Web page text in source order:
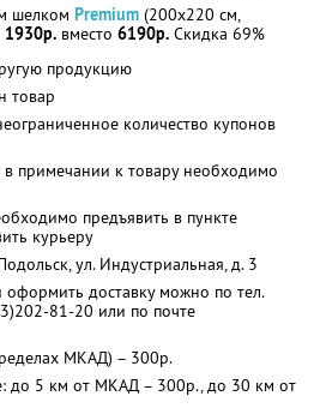
шелком Premium (200х220 см,
1930р. вместо 6190р. Скидка 69%
продукцию
товар
количество купонов
примечании к товару необходимо
предъявить в пункте
курьеру
ул. Индустриальная, д. 3
оформить доставку можно по тел.
81-20 или по почте
МКАД) – 300р.
до 5 км от МКАД – 300р., до 30 км от